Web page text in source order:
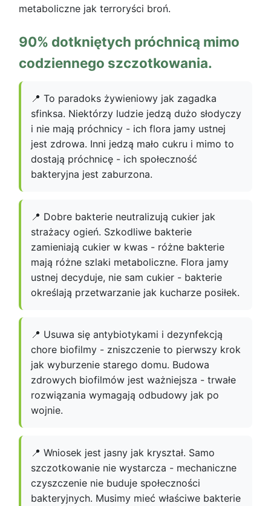
metaboliczne jak terroryści broń.
90% dotkniętych próchnicą mimo
codziennego szczotkowania.
📍 To paradoks żywieniowy jak zagadka
sfinksa. Niektórzy ludzie jedzą dużo słodyczy
i nie mają próchnicy - ich flora jamy ustnej
jest zdrowa. Inni jedzą mało cukru i mimo to
dostają próchnicę - ich społeczność
bakteryjna jest zaburzona.
📍 Dobre bakterie neutralizują cukier jak
strażacy ogień. Szkodliwe bakterie
zamieniają cukier w kwas - różne bakterie
mają różne szlaki metaboliczne. Flora jamy
ustnej decyduje, nie sam cukier - bakterie
określają przetwarzanie jak kucharze posiłek.
📍 Usuwa się antybiotykami i dezynfekcją
chore biofilmy - zniszczenie to pierwszy krok
jak wyburzenie starego domu. Budowa
zdrowych biofilmów jest ważniejsza - trwałe
rozwiązania wymagają odbudowy jak po
wojnie.
📍 Wniosek jest jasny jak kryształ. Samo
szczotkowanie nie wystarcza - mechaniczne
czyszczenie nie buduje społeczności
bakteryjnych. Musimy mieć właściwe bakterie